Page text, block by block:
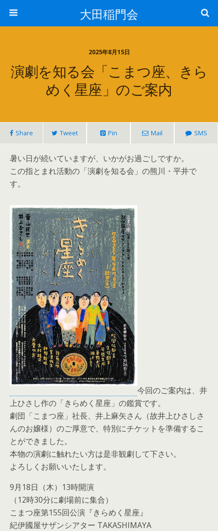
大田稲門会
2025年8月15日
演劇を知る会「こまつ座、きら
めく星座」のご案内
Share Tweet Pin Mail SMS
暑い日が続いていますが、いかがお過ごしですか。
この指とまれ活動の「演劇を知る会」の熊川・平井で
す。
今回のご案内は、井
上ひさし作の「きらめく星座」の鑑賞です。
劇団「こまつ座」社長、井上麻矢さん（故井上ひさしさ
んのお嬢様）のご厚意で、特別にチケットを準備するこ
とができました。
本物の演劇に触れたい方は是非観劇して下さい。
よろしくお願いいたします。
9月18日（木）13時開演
（12時30分に劇場前に集合）
こまつ座第155回公演『きらめく星座』
紀伊國屋サザンシアター TAKASHIMAYA